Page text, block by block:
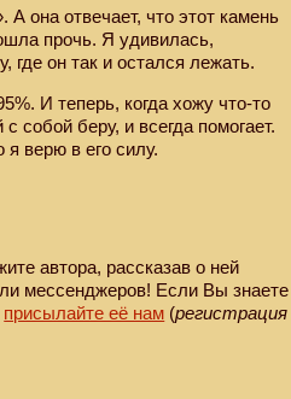
А она отвечает, что этот камень
прочь. Я удивилась,
где он так и остался лежать.
И теперь, когда хожу что-то
собой беру, и всегда помогает.
верю в его силу.
автора, рассказав о ней
мессенджеров! Если Вы знаете
присылайте её нам (регистрация